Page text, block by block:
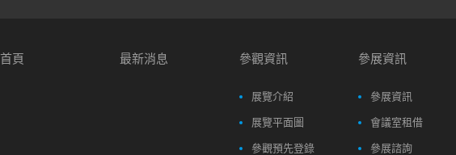
首頁 最新消息 參觀資訊
展覽介紹
展覽平面圖
參觀預先登錄
參展資訊
參展資訊
會議室租借
參展諮詢